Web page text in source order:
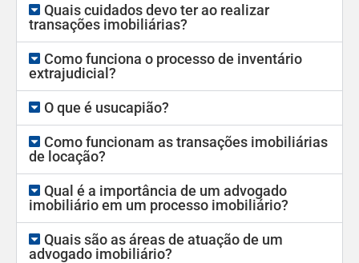
Quais cuidados devo ter ao realizar
transações imobiliárias?
Como funciona o processo de inventário
extrajudicial?
O que é usucapião?
Como funcionam as transações imobiliárias
de locação?
Qual é a importância de um advogado
imobiliário em um processo imobiliário?
Quais são as áreas de atuação de um
advogado imobiliário?